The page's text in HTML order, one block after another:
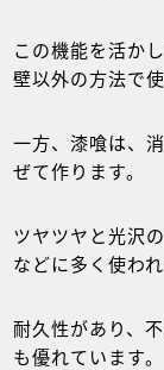
この機能を活か
壁以外の方法で
一方、漆喰は、
ぜて作ります。
ツヤツヤと光沢
などに多く使わ
耐久性があり、
も優れています。